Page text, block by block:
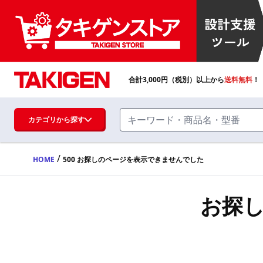
ハンドル・取手・つまみ・周辺機器
FA・A
合計3,000円（税別）以上から送料無料
カテゴリから探す
HOME / 500 お探しのページを表示できませんでした
お探